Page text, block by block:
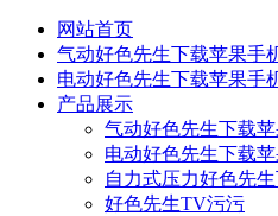
网站首页
气动好色先生下载苹果手
电动好色先生下载苹果手
产品展示
气动好色先生下载
电动好色先生下载
自力式压力好色先
好色先生TV污污